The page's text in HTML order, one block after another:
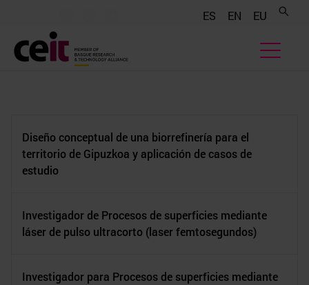
ES EN EU
Diseño conceptual de una biorrefinería para el
territorio de Gipuzkoa y aplicación de casos de
estudio
Investigador de Procesos de superficies mediante
láser de pulso ultracorto (laser femtosegundos)
Investigador para Procesos de superficies mediante